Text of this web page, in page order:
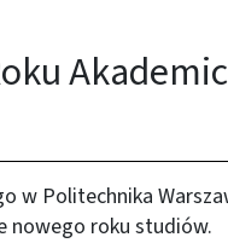
w Politechnika
nowego roku studiów.